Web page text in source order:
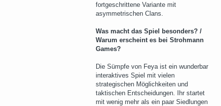
fortgeschrittene Variante mit
asymmetrischen Clans.
Was macht das Spiel besonders? /
Warum erscheint es bei Strohmann
Games?
Die Sümpfe von Feya ist ein wunderbar
interaktives Spiel mit vielen
strategischen Möglichkeiten und
taktischen Entscheidungen. Ihr startet
mit wenig mehr als ein paar Siedlungen